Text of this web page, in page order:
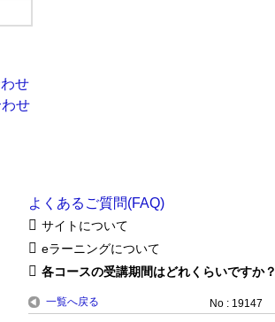
よくあるご質問(FAQ)
サイトについて
eラーニングについて
各コースの受講期間はどれくらいですか？
一覧へ戻る No : 19147